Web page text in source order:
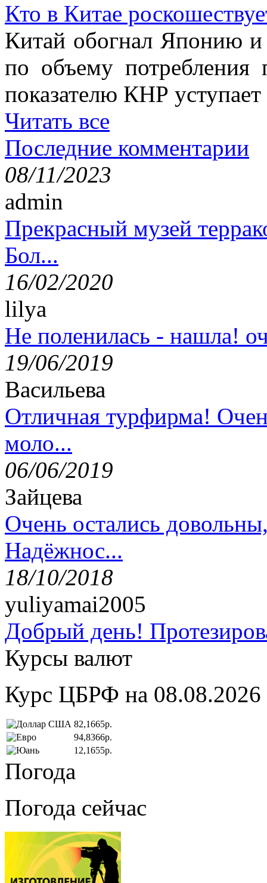
Кто в Китае
Китай обогнал Японию
по объему
показателю КНР
Читать все
Последние комментарии
08/11/2023
admin
Прекрасный музей
Бол...
16/02/2020
lilya
Не поленилась - нашла!
19/06/2019
Васильева
Отличная турфирма!
моло...
06/06/2019
Зайцева
Очень остались
Надёжнос...
18/10/2018
yuliyamai2005
Добрый день!
Курсы валют
Курс ЦБРФ на 08.08.2026
82,1665р.
94,8366р.
12,1655р.
Погода
Погода сейчас